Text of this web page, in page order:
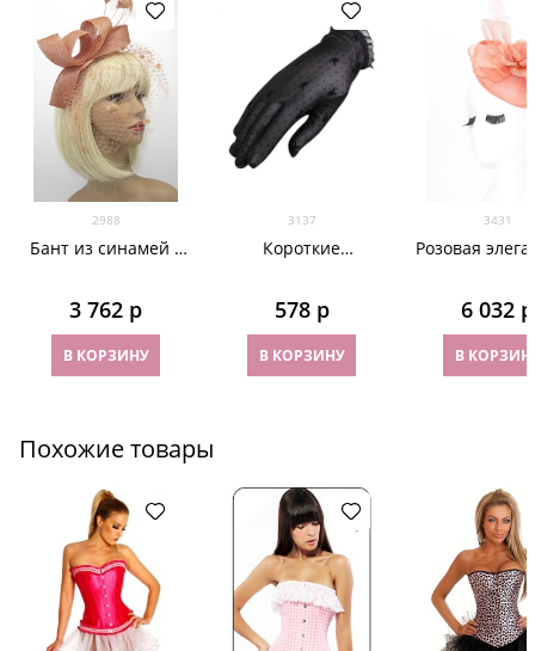
2988
Бант из синамей с
3 762 р
В КОРЗИНУ
3137
Короткие
плейбойчиками. 6
цветов
578 р
В КОРЗИНУ
3431
Розовая
6 032 р
В
Похожие товары